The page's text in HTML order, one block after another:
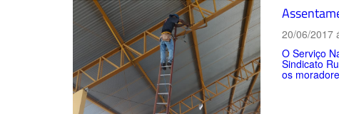
20/06/2017
O Serviço
Sindicato
os